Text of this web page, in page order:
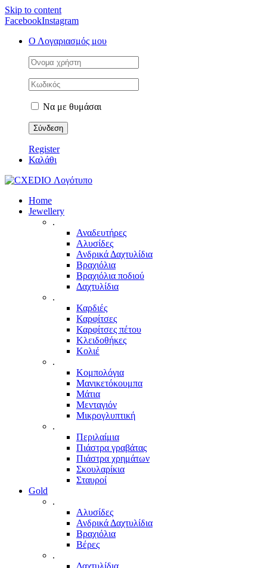
Skip to content
FacebookInstagram
Ο Λογαριασμός μου
Να με θυμάσαι
Register
Καλάθι
Home
Jewellery
.
Αναδευτήρες
Αλυσίδες
Ανδρικά Δαχτυλίδια
Βραχιόλια
Βραχιόλια ποδιού
Δαχτυλίδια
.
Καρδιές
Καρφίτσες
Καρφίτσες πέτου
Κλειδοθήκες
Κολιέ
.
Κομπολόγια
Μανικετόκουμπα
Μάτια
Μενταγιόν
Μικρογλυπτική
.
Περιλαίμια
Πιάστρα γραβάτας
Πιάστρα χρημάτων
Σκουλαρίκια
Σταυροί
Gold
.
Αλυσίδες
Ανδρικά Δαχτυλίδια
Βραχιόλια
Βέρες
.
Δαχτυλίδια